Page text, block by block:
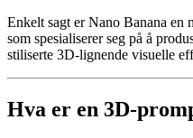
Enkelt sagt er Nano Banana en
som spesialiserer seg på å
stiliserte 3D-lignende visuelle
Hva er en 3D-